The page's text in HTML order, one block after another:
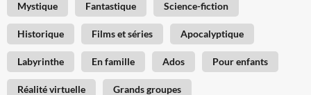
Mystique Fantastique Science-fiction
Historique Films et séries Apocalyptique
Labyrinthe En famille Ados Pour enfants
Réalité virtuelle Grands groupes